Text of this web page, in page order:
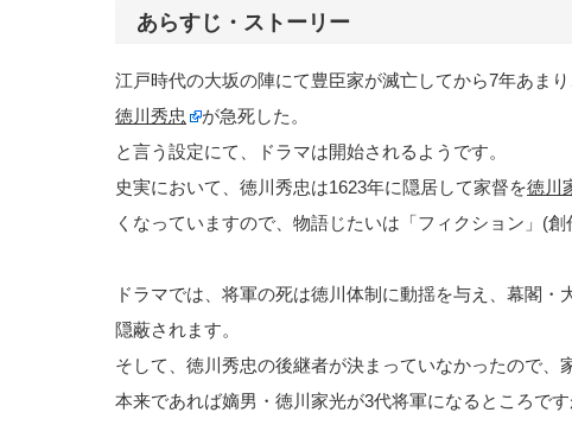
あらすじ・ストーリー
江戸時代の大坂の陣にて豊臣家が滅亡してから7年あま
徳川秀忠
が急死した。
と言う設定にて、ドラマは開始されるようです。
史実において、徳川秀忠は1623年に隠居して家督を徳川
くなっていますので、物語じたいは「フィクション」(創
ドラマでは、将軍の死は徳川体制に動揺を与え、幕閣
隠蔽されます。
そして、徳川秀忠の後継者が決まっていなかったので、
本来であれば嫡男・徳川家光が3代将軍になるところで